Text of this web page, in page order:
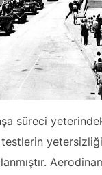
süreci
testlerin